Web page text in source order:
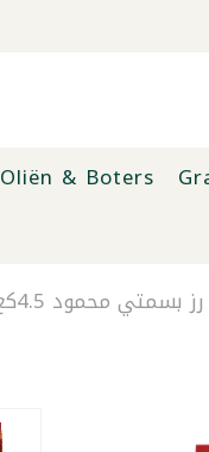
Oliën & Boters
رز بسمتي محمود 4.5كغ